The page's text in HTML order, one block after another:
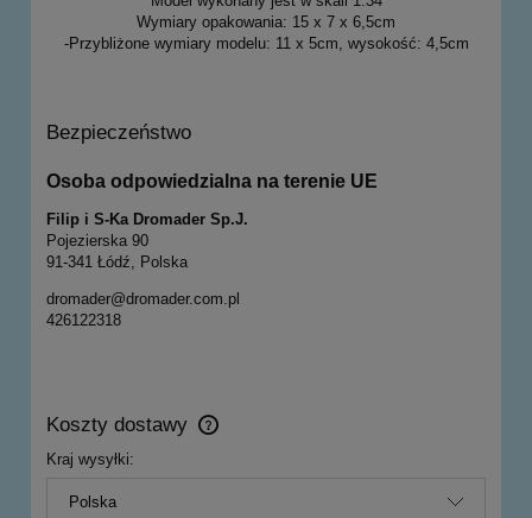
Wymiary opakowania: 15 x 7 x 6,5cm
-Przybliżone wymiary modelu: 11 x 5cm, wysokość: 4,5cm
Bezpieczeństwo
Osoba odpowiedzialna na terenie UE
Filip i S-Ka Dromader Sp.J.
Pojezierska 90
91-341 Łódź, Polska
dromader@dromader.com.pl
426122318
Koszty dostawy
Cena nie zawiera ewentualnych kosztów płatności
Kraj wysyłki: